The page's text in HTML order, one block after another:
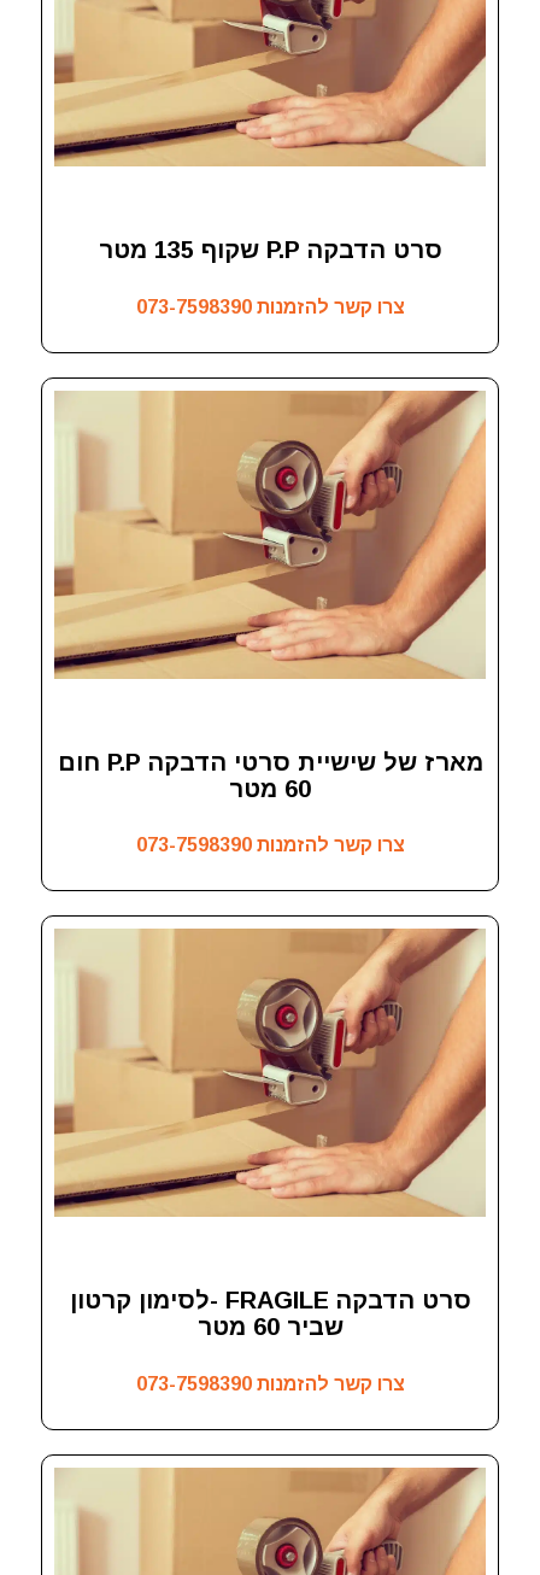
סרט הדבקה P.P שקוף 135 מטר
צרו קשר להזמנות073-7598390
מארז של שישיית סרטי הדבקה P.P חום
60 מטר
צרו קשר להזמנות073-7598390
סרט הדבקה FRAGILE -לסימון קרטון
שביר 60 מטר
צרו קשר להזמנות073-7598390